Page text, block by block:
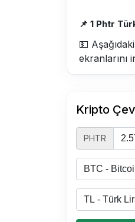
📌 1 Phtr
💵
ekranlarını
Kripto
PHTR